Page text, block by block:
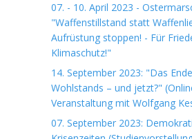
07. - 10. April 2023 -
"Waffenstillstand statt
Aufrüstung stoppen! - Für
Klimaschutz!"
14. September 2023: "Das
Wohlstands – und jetzt?"
Veranstaltung mit Wolfgang
07. September 2023: